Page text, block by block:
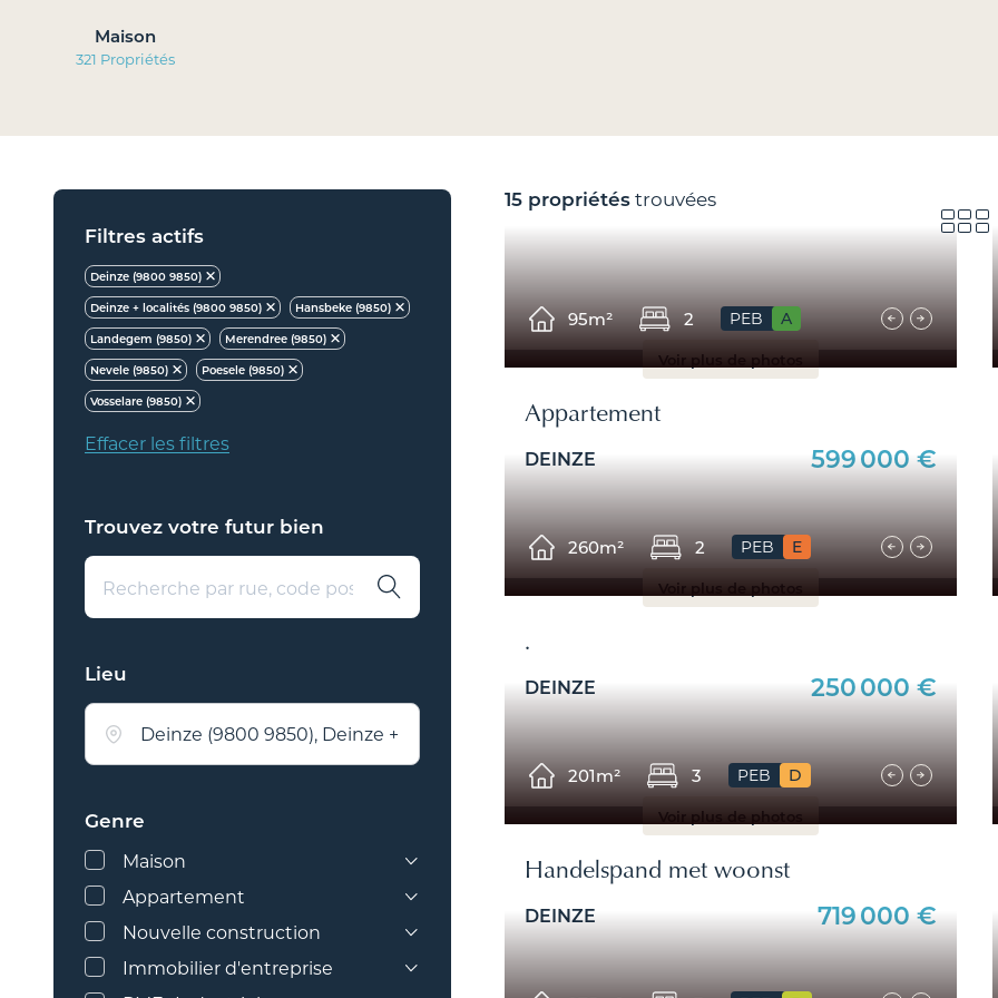
Maison
321 Propriétés
Filtres actifs
Deinze (9800 9850)
Deinze + localités (9800 9850)
Hansbeke (9850)
Landegem (9850)
Merendree (9850)
Nevele (9850)
Poesele (9850)
Vosselare (9850)
Effacer les filtres
Trouvez votre futur bien
Lieu
Deinze (9800 9850), Deinze + localités (9800 9850), Hansbeke (9850), Landegem (9850),
Pays des Collines
Sud de la Flandre-Occidentale
Genre
Maison
Maison
Maison de maître ou
Appartement
Duplex
Penthouse
Nouvelle construction
Maison
Immobilier d'entreprise
15 propriétéstrouvées
Voir plus de photos
95m² 2 PEB A
Appartement
DEINZE 599 000 €
Voir plus de photos
260m² 2 PEB E
.
DEINZE 250 000 €
Voir plus de photos
201m² 3 PEB D
Handelspand met woonst
DEINZE 719 000 €